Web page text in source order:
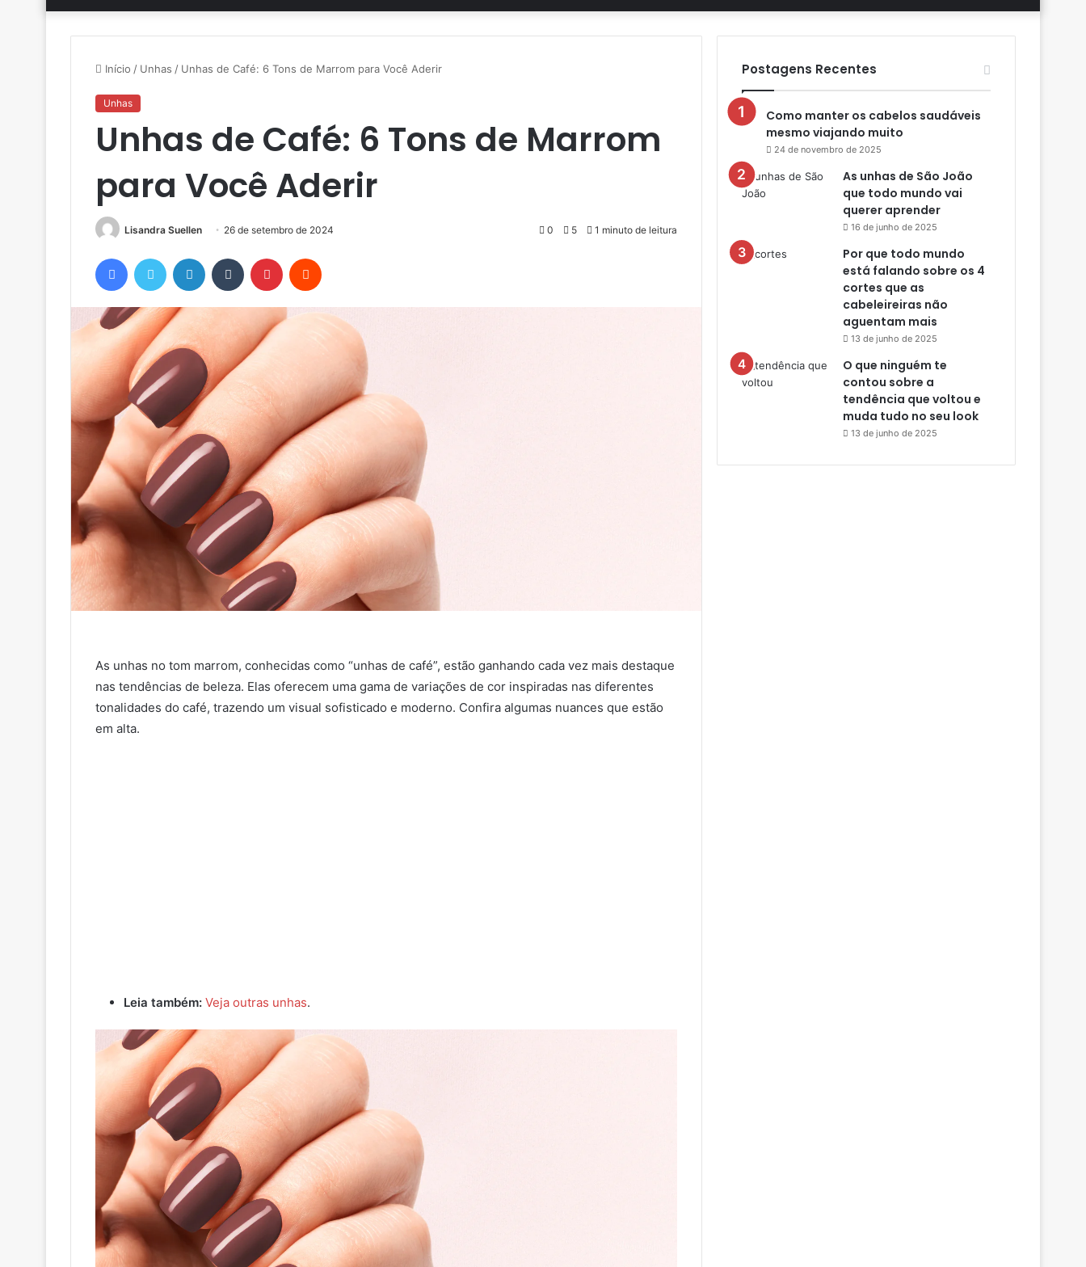
por
skin
aleatório
Início / Unhas / Unhas de Café: 6 Tons de Marrom para Você Aderir
Unhas
Unhas de Café: 6 Tons de Marrom
para Você Aderir
Lisandra Suellen 26 de setembro de 2024 0 5 1 minuto de leitura
FacebookTwitter Linkedin Tumblr Pinterest
As unhas no tom marrom, conhecidas como “unhas de café”, estão ganhando cada vez mais destaque
nas tendências de beleza. Elas oferecem uma gama de variações de cor inspiradas nas diferentes
tonalidades do café, trazendo um visual sofisticado e moderno. Confira algumas nuances que estão
em alta.
Leia também: Veja outras unhas.
Postagens Recentes
Como manter os cabelos saudáveis
mesmo viajando muito
24 de novembro de 2025
As unhas de São João
que todo mundo vai
querer aprender
16 de junho de 2025
Por que todo mundo
está falando sobre os 4
cortes que as
cabeleireiras não
aguentam mais
13 de junho de 2025
O que ninguém te
contou sobre a
tendência que voltou e
muda tudo no seu look
13 de junho de 2025